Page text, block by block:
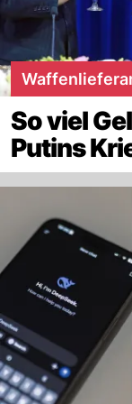
So viel
Putins